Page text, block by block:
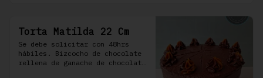
Torta Matilda 22 Cm
Se debe solicitar con 48hrs
hábiles. Bizcocho de chocolate
rellena de ganache de chocolate